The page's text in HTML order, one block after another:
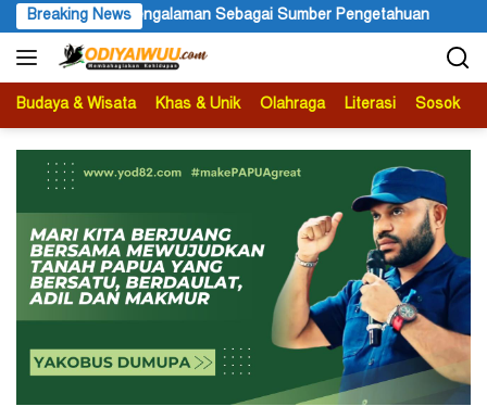
Langsung
ke
konten
Breaking News
Pengetahuan Ketua APS Papua Pegunungan
Budaya & Wisata Khas & Unik Olahraga Literasi Sosok